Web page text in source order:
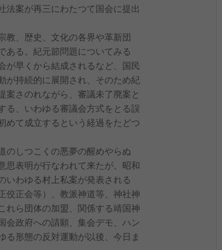
法案が再三にわたつて国会に提出
教、歴史、文化の各界や革新団
ある。紀元節問題についてみる
が早くから結成されるなど、国民
が持続的に展開され、そのため紀
案さのれながら、審議未了廃案と
る、いわゆる審議会方式をとる誤
めて成立するという経過をたどつ
のしつこくの悪夢の醒めやらぬ
思表明が行なわれて来たが、昭和
いわゆる村上私案が発表される
佼正会等）、教派神道等、神社神
れら団体の加盟、関係する靖国神
会政府への請願、集会デモ、ハン
る形態の反対運動が以後、今日ま